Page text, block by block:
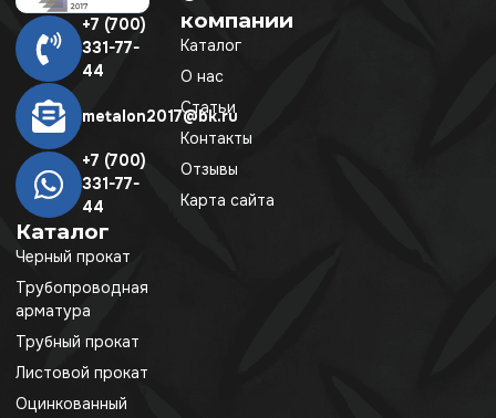
+7 (700)
331-77-
44
metalon2017@bk.ru
+7 (700)
331-77-
44
Каталог
Черный прокат
Трубопроводная
арматура
Трубный прокат
Листовой прокат
Оцинкованный
компании
Каталог
О нас
Статьи
Контакты
Отзывы
Карта сайта